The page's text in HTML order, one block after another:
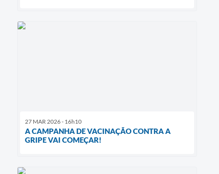
27 MAR 2026 - 16h10
A CAMPANHA DE VACINAÇÃO CONTRA A
GRIPE VAI COMEÇAR!